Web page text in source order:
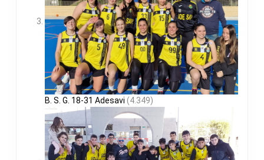
B. S. G. 18-31 Adesavi (4.349)